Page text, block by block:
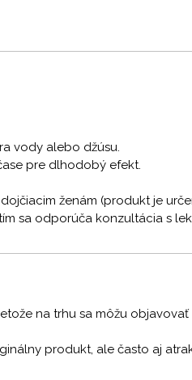
vody alebo džúsu.
pre dlhodobý efekt.
ženám (produkt je
sa odporúča konzultácia s
na trhu sa môžu
produkt, ale často aj